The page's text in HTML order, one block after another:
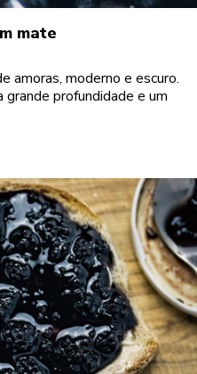
mate
amoras, moderno e escuro.
grande profundidade e um